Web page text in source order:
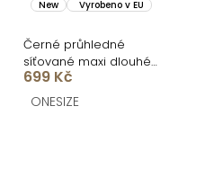
New Vyrobeno v EU
Černé průhledné
síťované maxi dlouhé
letní šaty LOUVERA
699 Kč
ONESIZE